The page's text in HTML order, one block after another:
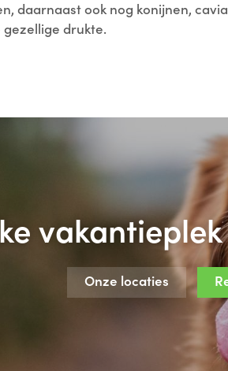
daarnaast ook nog konijnen,
gezellige drukte.
Onze locaties